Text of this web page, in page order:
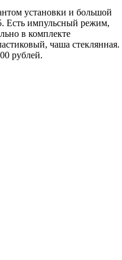
установки и большой
Есть импульсный режим,
в комплекте
чаша стеклянная.
рублей.